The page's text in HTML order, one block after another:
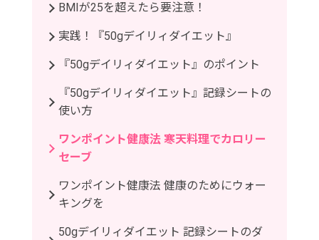
BMIが25を超えたら要注意！
実践！『50gデイリィダイエット』
『50gデイリィダイエット』のポイント
『50gデイリィダイエット』記録シートの
使い方
ワンポイント健康法 寒天料理でカロリー
セーブ
ワンポイント健康法 健康のためにウォー
キングを
50gデイリィダイエット 記録シートのダ